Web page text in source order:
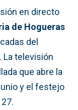
en directo
de Hogueras
del
La televisión
que abre la
y el festejo